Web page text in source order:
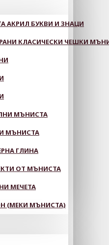
АКРИЛ БУКВИ И ЗНАЦИ
КЛАСИЧЕСКИ ЧЕШКИ
МЪНИСТА
МЪНИСТА
ГЛИНА
ОТ МЪНИСТА
МЕЧЕТА
(МЕКИ МЪНИСТА)